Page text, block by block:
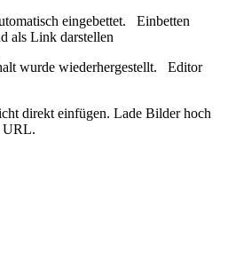
eingebettet. Einbetten
als Link darstellen
wurde wiederhergestellt. Editor
direkt einfügen. Lade Bilder hoch
URL.